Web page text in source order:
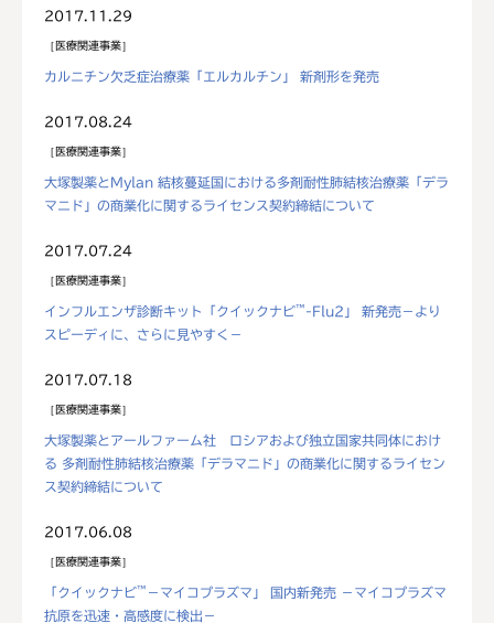
2017.11.29
医療関連事業
カルニチン欠乏症治療薬「エルカルチン」 新剤形を発売
2017.08.24
医療関連事業
大塚製薬とMylan 結核蔓延国における多剤耐性肺結核治療薬「デラ
マニド」の商業化に関するライセンス契約締結について
2017.07.24
医療関連事業
インフルエンザ診断キット「クイックナビ™ -Flu2」 新発売－より
スピーディに、さらに見やすく－
2017.07.18
医療関連事業
大塚製薬とアールファーム社 ロシアおよび独立国家共同体におけ
る 多剤耐性肺結核治療薬「デラマニド」の商業化に関するライセン
ス契約締結について
2017.06.08
医療関連事業
「クイックナビ™ －マイコプラズマ」 国内新発売 －マイコプラズマ
抗原を迅速・高感度に検出－